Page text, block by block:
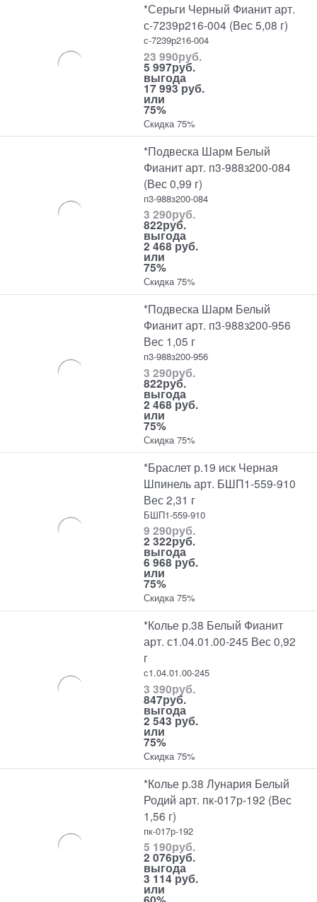
*Серьги Черный Фианит арт.
с-7239р216-004 (Вес 5,08 г)
с-7239р216-004
23 990руб.
5 997руб.
выгода
17 993 руб.
или
75%
Скидка 75%
*Подвеска Шарм Белый
Фианит арт. п3-988з200-084
(Вес 0,99 г)
п3-988з200-084
3 290руб.
822руб.
выгода
2 468 руб.
или
75%
Скидка 75%
*Подвеска Шарм Белый
Фианит арт. п3-988з200-956
Вес 1,05 г
п3-988з200-956
3 290руб.
822руб.
выгода
2 468 руб.
или
75%
Скидка 75%
*Браслет р.19 иск Черная
Шпинель арт. БШП1-559-910
Вес 2,31 г
БШП1-559-910
9 290руб.
2 322руб.
выгода
6 968 руб.
или
75%
Скидка 75%
*Колье р.38 Белый Фианит
арт. с1.04.01.00-245 Вес 0,92
г
с1.04.01.00-245
3 390руб.
847руб.
выгода
2 543 руб.
или
75%
Скидка 75%
*Колье р.38 Лунария Белый
Родий арт. пк-017р-192 (Вес
1,56 г)
пк-017р-192
5 190руб.
2 076руб.
выгода
3 114 руб.
или